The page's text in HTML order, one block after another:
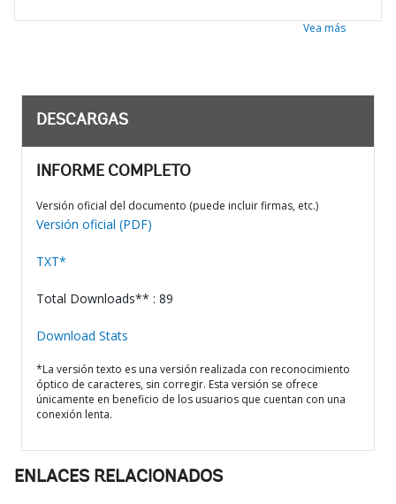
Vea más
DESCARGAS
INFORME COMPLETO
Versión oficial del documento (puede incluir firmas, etc.)
Versión oficial (PDF)
TXT*
Total Downloads** : 89
Download Stats
*La versión texto es una versión realizada con reconocimiento
óptico de caracteres, sin corregir. Esta versión se ofrece
únicamente en beneficio de los usuarios que cuentan con una
conexión lenta.
ENLACES RELACIONADOS